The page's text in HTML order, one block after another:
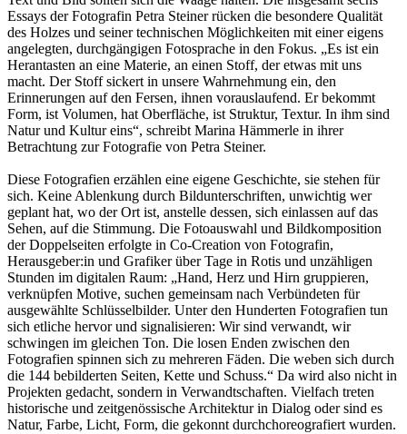
Essays der Fotografin Petra Steiner rücken die besondere Qualität
des Holzes und seiner technischen Möglichkeiten mit einer eigens
angelegten, durchgängigen Fotosprache in den Fokus. „Es ist ein
Herantasten an eine Materie, an einen Stoff, der etwas mit uns
macht. Der Stoff sickert in unsere Wahrnehmung ein, den
Erinnerungen auf den Fersen, ihnen vorauslaufend. Er bekommt
Form, ist Volumen, hat Oberfläche, ist Struktur, Textur. In ihm sind
Natur und Kultur eins“, schreibt Marina Hämmerle in ihrer
Betrachtung zur Fotografie von Petra Steiner.
Diese Fotografien erzählen eine eigene Geschichte, sie stehen für
sich. Keine Ablenkung durch Bildunterschriften, unwichtig wer
geplant hat, wo der Ort ist, anstelle dessen, sich einlassen auf das
Sehen, auf die Stimmung. Die Fotoauswahl und Bildkomposition
der Doppelseiten erfolgte in Co-Creation von Fotografin,
Herausgeber:in und Grafiker über Tage in Rotis und unzähligen
Stunden im digitalen Raum: „Hand, Herz und Hirn gruppieren,
verknüpfen Motive, suchen gemeinsam nach Verbündeten für
ausgewählte Schlüsselbilder. Unter den Hunderten Fotografien tun
sich etliche hervor und signalisieren: Wir sind verwandt, wir
schwingen im gleichen Ton. Die losen Enden zwischen den
Fotografien spinnen sich zu mehreren Fäden. Die weben sich durch
die 144 bebilderten Seiten, Kette und Schuss.“ Da wird also nicht in
Projekten gedacht, sondern in Verwandtschaften. Vielfach treten
historische und zeitgenössische Architektur in Dialog oder sind es
Natur, Farbe, Licht, Form, die gekonnt durchchoreografiert wurden.